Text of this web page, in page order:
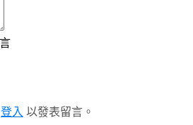
登入 以發表留言。